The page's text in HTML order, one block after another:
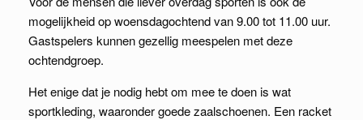
mogelijkheid op woensdagochtend van 9.00 tot 11.00 uur.
Gastspelers kunnen gezellig meespelen met deze
ochtendgroep.
Het enige dat je nodig hebt om mee te doen is wat
sportkleding, waaronder goede zaalschoenen. Een racket